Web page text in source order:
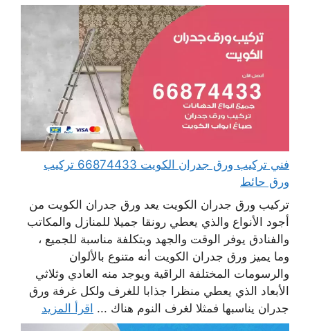
فني تركيب ورق جدران الكويت 66874433 تركيب
ورق حائط
تركيب ورق جدران الكويت يعد ورق جدران الكويت من
أجود الأنواع والذي يعطي رونقا جميلا للمنازل والمكاتب
والفنادق يوفر الوقت والجهد وبتكلفة مناسبة للجميع ،
وما يميز ورق جدران الكويت أنه متنوع بالألوان
والرسومات المختلفة الراقية ويوجد منه العادي وثلاثي
الأبعاد الذي يعطي منظرا جذابا للغرف ولكل غرفة ورق
جدران يناسبها فمثلا لغرف النوم هناك ... اقرأ المزيد